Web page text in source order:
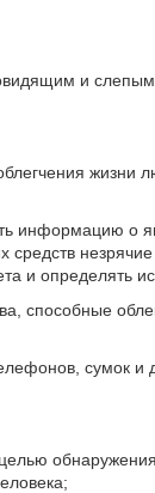
и
жизни
информацию о
незрячие
и определять
способные
сумок и